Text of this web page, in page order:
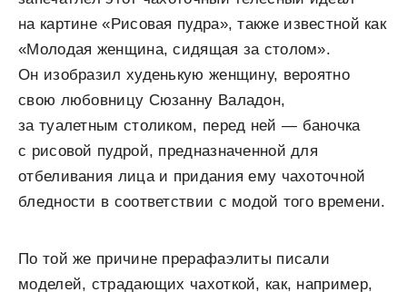
на картине «Рисовая пудра», также известной как
«Молодая женщина, сидящая за столом».
Он изобразил худенькую женщину, вероятно
свою любовницу Сюзанну Валадон,
за туалетным столиком, перед ней — баночка
с рисовой пудрой, предназначенной для
отбеливания лица и придания ему чахоточной
бледности в соответствии с модой того времени.
По той же причине прерафаэлиты писали
моделей, страдающих чахоткой, как, например,